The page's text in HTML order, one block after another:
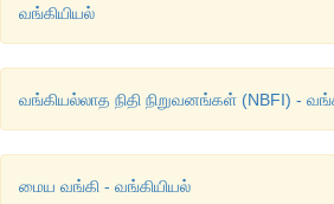
வங்கியியல்
வங்கியல்லாத நிதி நிறுவனங்கள் (NBFI) -
மைய வங்கி - வங்கியியல்